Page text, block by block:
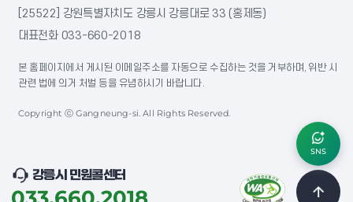
[25522] 강원특별자치도 강릉시 강릉대로 33 (홍제동)
대표전화 033-660-2018
본 홈페이지에서 게시된 이메일주소를 자동으로 수집하는 것을 거부하며, 위반 시
관련 법에 의거 처벌 등을 유념하시기 바랍니다.
Copyright ⓒ Gangneung-si. All Rights Reserved.
강릉시 민원콜센터
SNS